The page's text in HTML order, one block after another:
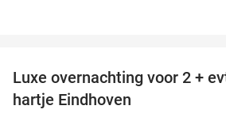
Luxe overnachting voor 2 +
hartje Eindhoven